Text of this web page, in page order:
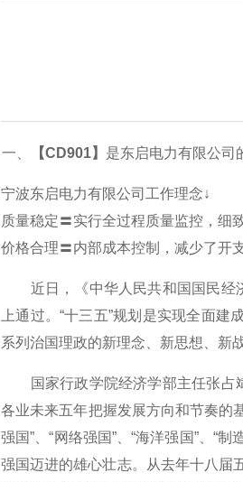
一、 【CD901】 是东启电力有限公司
宁波东启电力有限公司工作理念↓
质量稳定〓实行全过程质量监控，细
价格合理〓内部成本控制，减少了开
近日，《中华人民共和国国民经济
上通过。“十三五”规划是实现全面
系列治国理政的新理念、新思想、新
国家行政学院经济学部主任张占斌
各业未来五年把握发展方向和节奏的
强国”、“网络强国”、“海洋强国”、“
强国迈进的雄心壮志。从去年十八届